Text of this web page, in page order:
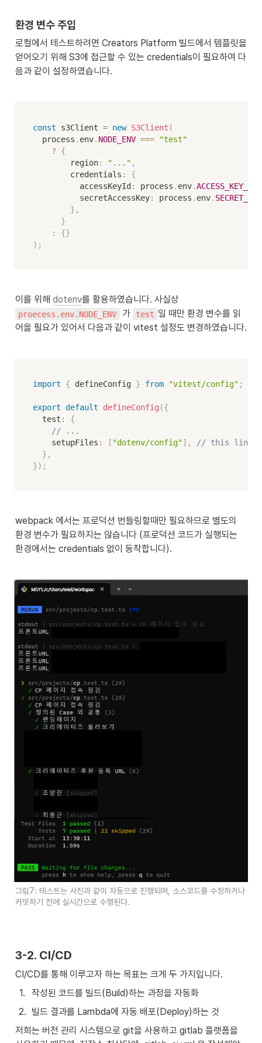
환경 변수 주입
로컬에서 테스트하려면 Creators Platform 빌드에서 템플릿을
얻어오기 위해 S3에 접근할 수 있는 credentials이 필요하여 다
음과 같이 설정하였습니다.
const s3Client = new S3Client (
  process
. env. NODE_ENV ===
"test"
?
{
        region
: "..." ,
        credentials
:
{
          accessKeyId
: process . env.ACCESS_KEY_ID
          secretAccessKey
: process . env.
} ,
}
:
{}
) ;
이를 위해 dotenv
proecess.env.NODE_ENV 가 test 일 때만 환경 변수를 읽
어올 필요가 있어서 다음과 같이 vitest 설정도 변경하였습니다.
import { defineConfig } from "vitest/config" ;
export default defineConfig ({
  test
:
{
// ...
    setupFiles
: [ "dotenv/config"] ,
// this line,
} ,
}) ;
webpack 에서는 프로덕션 번들링할때만 필요하므로 별도의
환경 변수가 필요하지는 않습니다 (프로덕션 코드가 실행되는
환경에서는 credentials 없이 동작합니다).
그림7: 테스트는 사진과 같이 자동으로 진행되며, 소스코드를 수정하거나
커밋하기 전에 실시간으로 수행된다.
3-2. CI/CD
CI/CD를 통해 이루고자 하는 목표는 크게 두 가지입니다.
1.
작성된 코드를 빌드(Build)하는 과정을 자동화
2. 빌드 결과를 Lambda에 자동 배포(Deploy)하는 것
저희는 버전 관리 시스템으로 git을 사용하고 gitlab 플랫폼을